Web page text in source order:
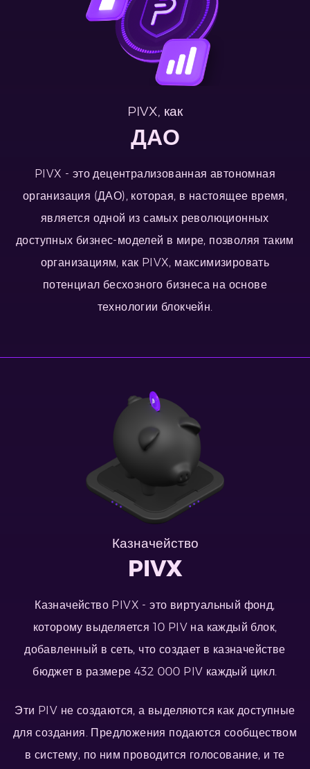
PIVX, как
ДАО
PIVX - это децентрализованная автономная
организация (ДАО), которая, в настоящее время,
является одной из самых революционных
доступных бизнес-моделей в мире, позволяя таким
организациям, как PIVX, максимизировать
потенциал бесхозного бизнеса на основе
технологии блокчейн.
Казначейство
PIVX
Казначейство PIVX - это виртуальный фонд,
которому выделяется 10 PIV на каждый блок,
добавленный в сеть, что создает в казначействе
бюджет в размере 432 000 PIV каждый цикл.
Эти PIV не создаются, а выделяются как доступные
для создания. Предложения подаются сообществом
в систему, по ним проводится голосование, и те